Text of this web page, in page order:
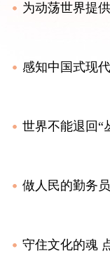
为动荡世界提
感知中国式现
世界不能退回“
做人民的勤务
守住文化的魂